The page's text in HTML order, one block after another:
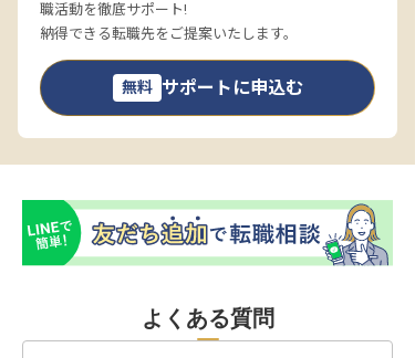
職活動を徹底サポート!
納得できる転職先をご提案いたします。
無料 サポートに申込む
よくある質問